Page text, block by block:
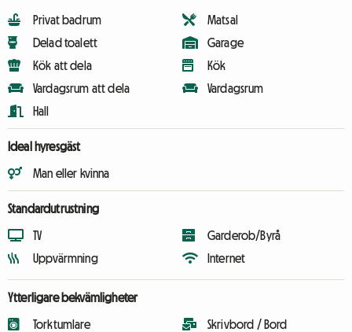
Privat badrum
Delad toalett
Kök att dela
Vardagsrum att dela
Hall
Matsal
Garage
Kök
Vardagsrum
Ideal hyresgäst
Man eller kvinna
Standardutrustning
TV
Uppvärmning
Garderob/Byrå
Internet
Ytterligare bekvämligheter
Torktumlare Skrivbord / Bord